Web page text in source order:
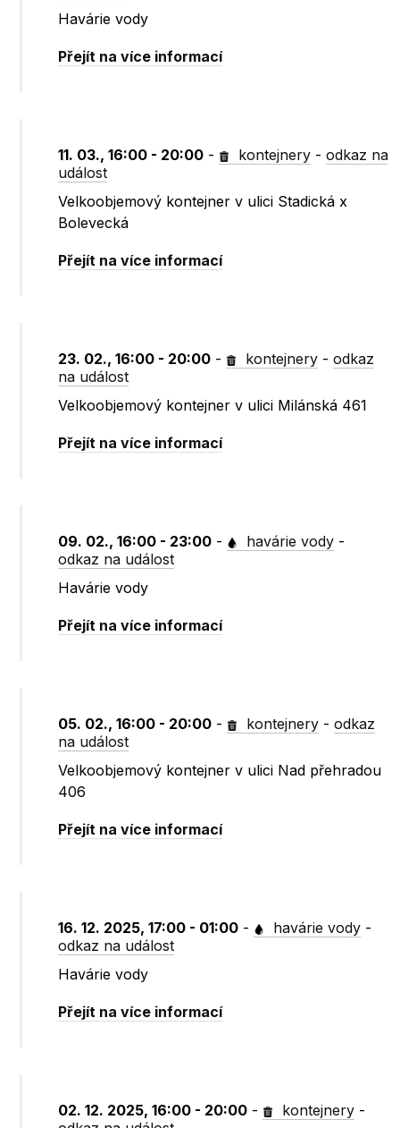
Havárie vody
Přejít na více informací
11. 03., 16:00 - 20:00 - kontejnery -odkaz na
událost
Velkoobjemový kontejner v ulici Stadická x
Bolevecká
Přejít na více informací
23. 02., 16:00 - 20:00 - kontejnery -odkaz
na událost
Velkoobjemový kontejner v ulici Milánská 461
Přejít na více informací
09. 02., 16:00 - 23:00 - havárie vody -
odkaz na událost
Havárie vody
Přejít na více informací
05. 02., 16:00 - 20:00 - kontejnery -odkaz
na událost
Velkoobjemový kontejner v ulici Nad přehradou
406
Přejít na více informací
16. 12. 2025, 17:00 - 01:00 - havárie vody -
odkaz na událost
Havárie vody
Přejít na více informací
02. 12. 2025, 16:00 - 20:00 - kontejnery -